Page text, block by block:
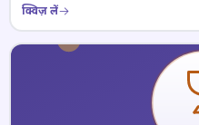
क्विज़ लें